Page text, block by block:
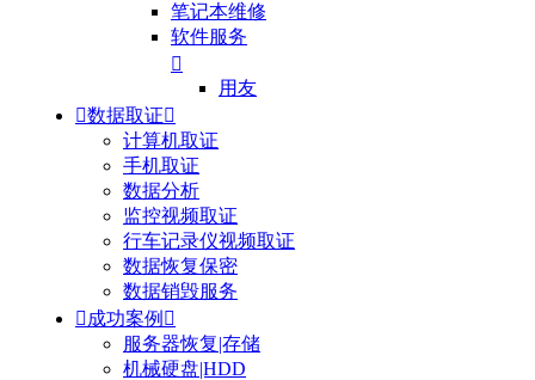
笔记本维修
软件服务

用友
数据取证
计算机取证
手机取证
数据分析
监控视频取证
行车记录仪视频取证
数据恢复保密
数据销毁服务
 成功案例 
服务器恢复|存储
机械硬盘|HDD